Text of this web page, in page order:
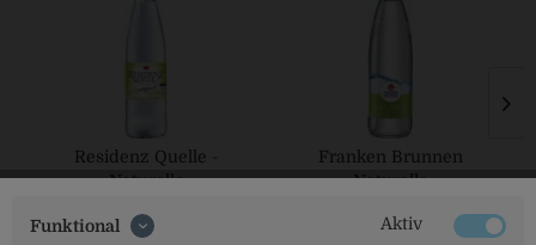
Residenz Quelle -
Naturelle
Franken Brunnen
Naturelle
Funktional Aktiv